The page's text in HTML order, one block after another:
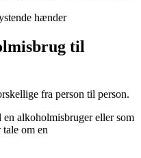
hænder
til
fra person til person.
alkoholmisbruger eller som
om en